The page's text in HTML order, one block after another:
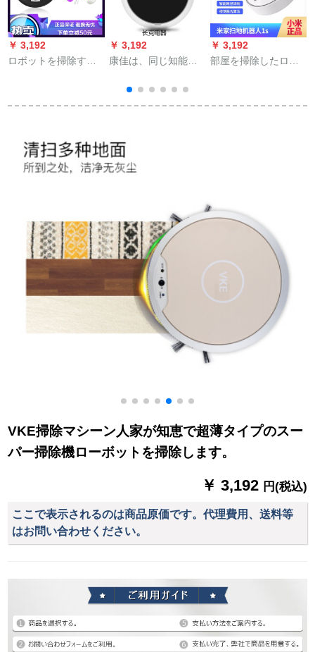
￥ 3,192
ロボットを掃除する
超薄黒を掃除しま
￥ 3,192
康佳は、同じ知能清
充电全知能自动导ス
イップボックスの品
￥ 3,192
部屋を掃除したロボ
VKE掃除マシーン人家が知恵で超薄タイプのスー
パー掃除機ローボットを掃除します。
￥ 3,192 円(税込)
ここで表示されるのは商品原価です。代理費用、送料等
はお問い合わせください。